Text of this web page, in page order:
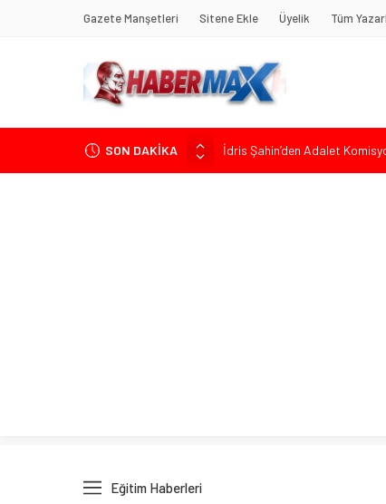
Gazete Manşetleri Sitene Ekle Üyelik Tüm
SON DAKİKA
İdris Şahin’den Adalet
Soner Çiçekli’den Çekmeköy
Eğitim Haberleri